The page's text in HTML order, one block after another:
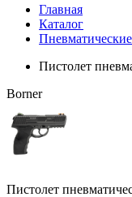
Главная
Каталог
Пистолет
Borner
Пистолет